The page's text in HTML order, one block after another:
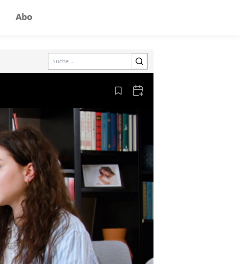
Abo
Search
Aus den Lesezeichen entfernen
Zum Kalender hinzufügen